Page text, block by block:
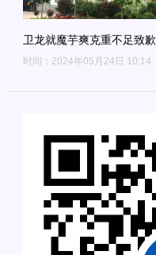
卫龙就魔芋爽克重不足致歉
时间：2024年05月24日 10:14